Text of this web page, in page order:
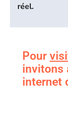
réel.
Pour
invitons
internet